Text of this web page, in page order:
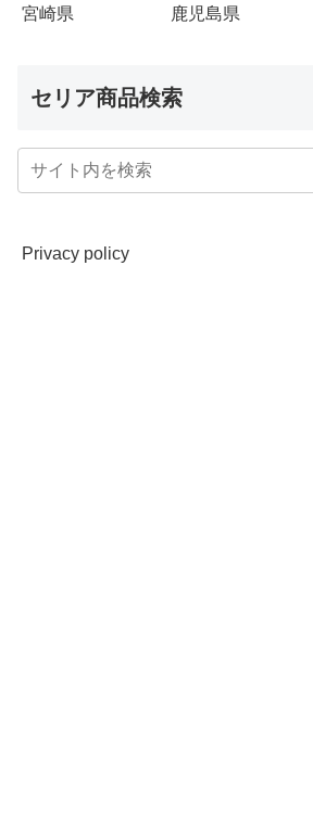
宮崎県 鹿児島県
セリア商品検索
Privacy policy